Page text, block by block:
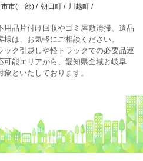
市市(一部) / 朝日町 / 川越町 /
品片付け回収やゴミ屋敷清掃、遺品
は、お気軽にご相談ください。
ク引越しや軽トラックでの必要品運
可能エリアから、愛知県全域と岐阜
といたしております。